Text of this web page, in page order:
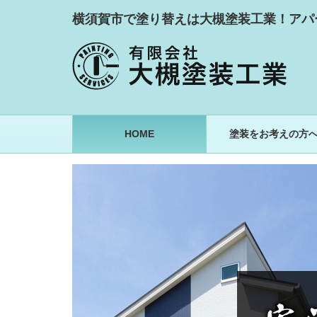
横須賀市で塗り替えは大槻塗装工業！ア
HOME 塗装をお考えの方